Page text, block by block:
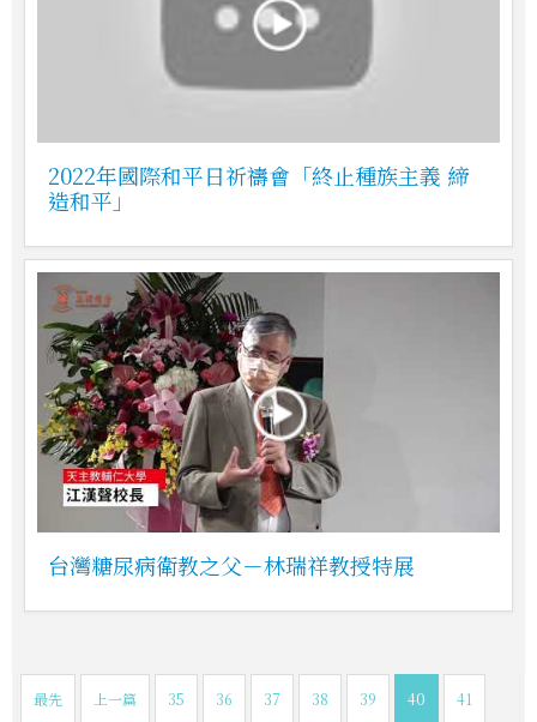
2022年國際和平日祈禱會「終止種族主義 締
造和平」
台灣糖尿病衛教之父－林瑞祥教授特展
最先 上一篇 35 36 37 38 39 40 41